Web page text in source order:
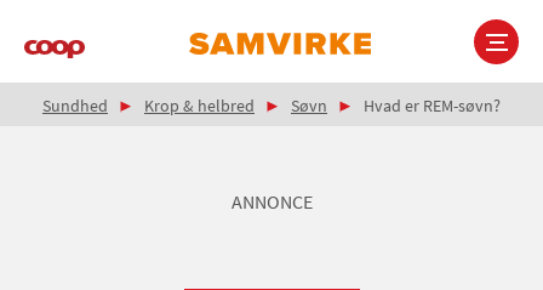
Main
Brødkrumme
Sundhed Krop & helbred Søvn Hvad er REM-søvn?
ANNONCE